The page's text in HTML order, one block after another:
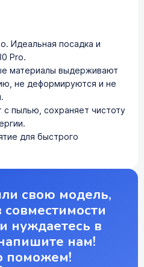
Идеальная посадка и
Pro.
материалы выдерживают
не деформируются и не
с пылью, сохраняет чистоту
для быстрого
свою модель,
совместимости
нуждаетесь в
нам!
поможем!